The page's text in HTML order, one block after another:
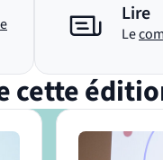
Lire
Le
cette